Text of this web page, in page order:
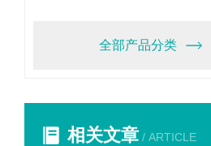
全部产品分类
相关文章 / ARTICLE